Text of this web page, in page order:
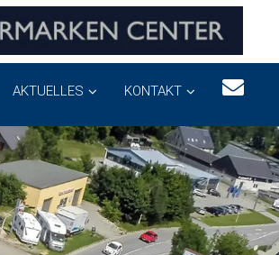
AKTUELLES KONTAKT